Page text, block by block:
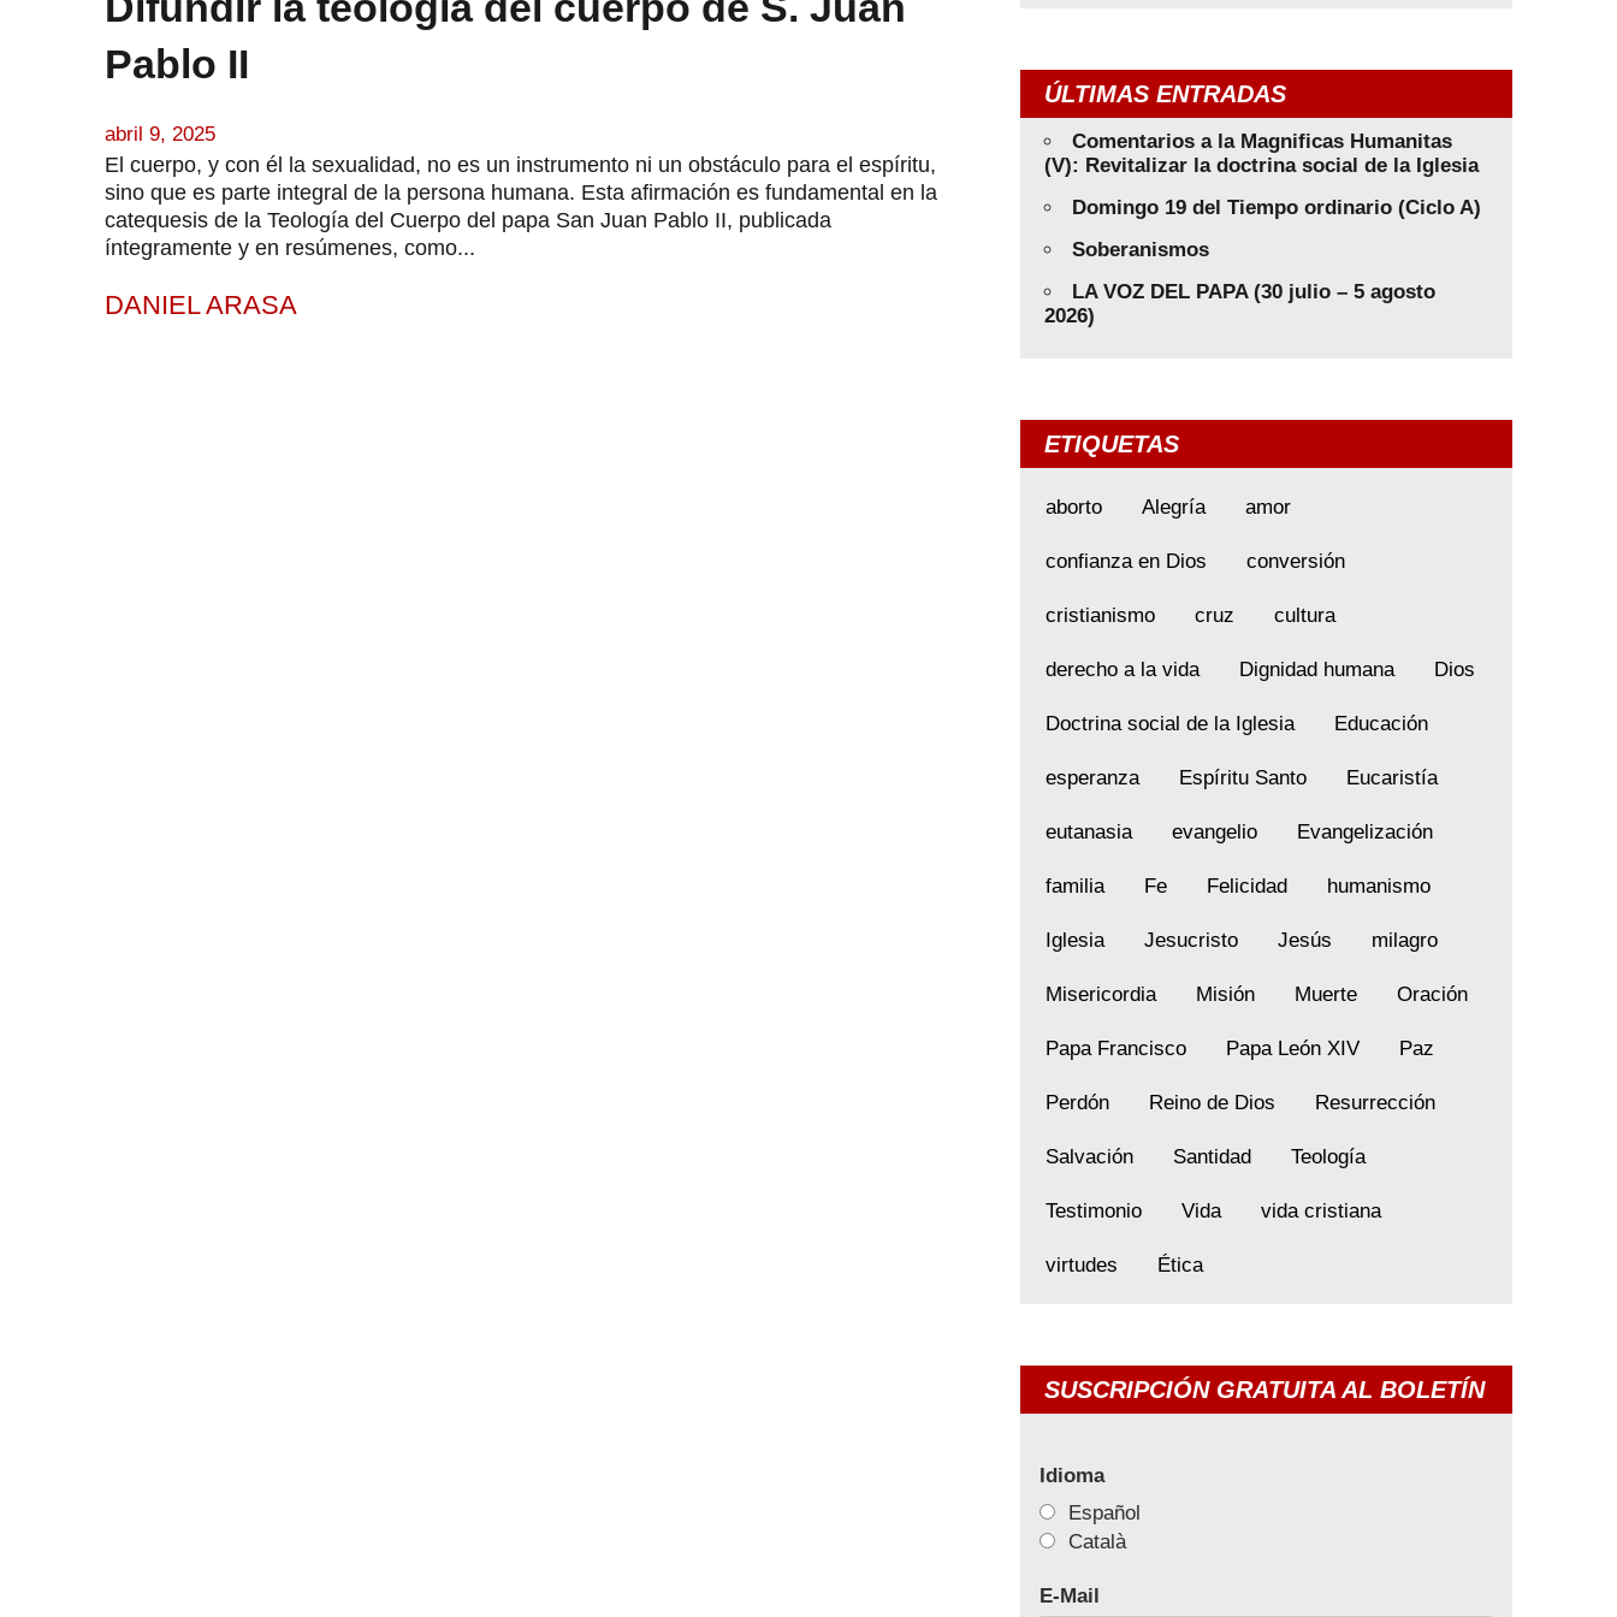
Pablo II
abril 9, 2025
El cuerpo, y con él la sexualidad, no es un instrumento ni un obstáculo para el espíritu,
sino que es parte integral de la persona humana. Esta afirmación es fundamental en la
catequesis de la Teología del Cuerpo del papa San Juan Pablo II, publicada
íntegramente y en resúmenes, como...
DANIEL ARASA
ÚLTIMAS ENTRADAS
Comentarios a la Magnificas Humanitas
(V): Revitalizar la doctrina social de la Iglesia
Domingo 19 del Tiempo ordinario (Ciclo A)
Soberanismos
LA VOZ DEL PAPA (30 julio – 5 agosto
2026)
ETIQUETAS
aborto Alegría amor
confianza en Dios conversión
cristianismo cruz cultura
derecho a la vida Dignidad humana Dios
Doctrina social de la Iglesia Educación
esperanza Espíritu Santo Eucaristía
eutanasia evangelio Evangelización
familia Fe Felicidad humanismo
Iglesia Jesucristo Jesús milagro
Misericordia Misión Muerte Oración
Papa Francisco Papa León XIV Paz
Perdón Reino de Dios Resurrección
Salvación Santidad Teología
Testimonio Vida vida cristiana
virtudes Ética
SUSCRIPCIÓN GRATUITA AL BOLETÍN
Idioma
Español
Català
E-Mail